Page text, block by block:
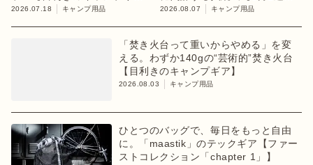
ア】
2026.07.18 キャンプ用品
ンキング】
2026.08.07 キャンプ用品
「焚き火台って重いからやめる」を変
える。わずか140gの“芸術的”焚き火台
【目利きのキャンプギア】
2026.08.03 キャンプ用品
ひとつのバッグで、毎日をもっと自由
に。「maastik」のテックギア【ファー
ストコレクション「chapter 1」】